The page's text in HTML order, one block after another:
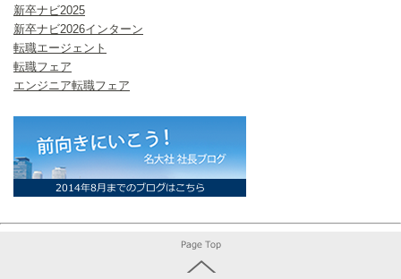
新卒ナビ2025
新卒ナビ2026インターン
転職エージェント
転職フェア
エンジニア転職フェア